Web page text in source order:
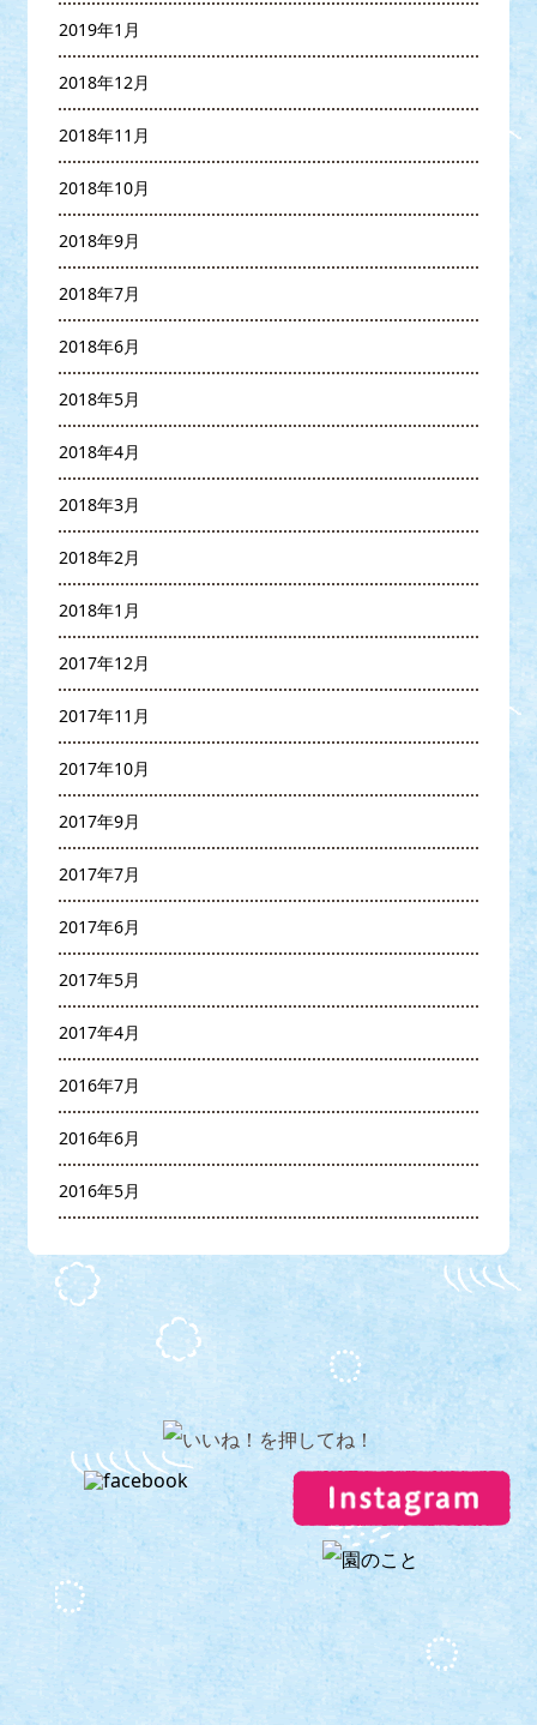
2019年1月
2018年12月
2018年11月
2018年10月
2018年9月
2018年7月
2018年6月
2018年5月
2018年4月
2018年3月
2018年2月
2018年1月
2017年12月
2017年11月
2017年10月
2017年9月
2017年7月
2017年6月
2017年5月
2017年4月
2016年7月
2016年6月
2016年5月